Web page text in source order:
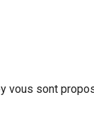
vous sont